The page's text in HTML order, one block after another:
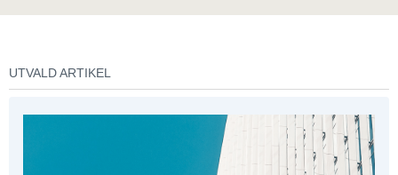
UTVALD ARTIKEL